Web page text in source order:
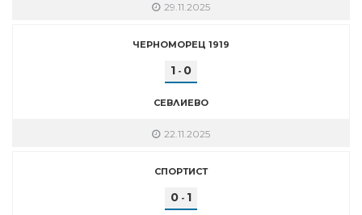
29.11.2025
ЧЕРНОМОРЕЦ 1919
1 - 0
СЕВЛИЕВО
22.11.2025
СПОРТИСТ
0 - 1